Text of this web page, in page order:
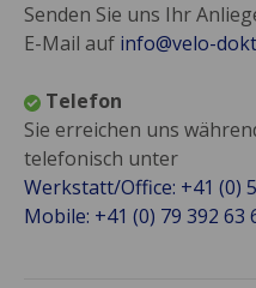
Senden Sie uns Ihr
E-Mail auf info@velo-
Telefon
Sie erreichen uns
telefonisch unter
Werkstatt/Office: +41 (0)
Mobile: +41 (0) 79 392 63